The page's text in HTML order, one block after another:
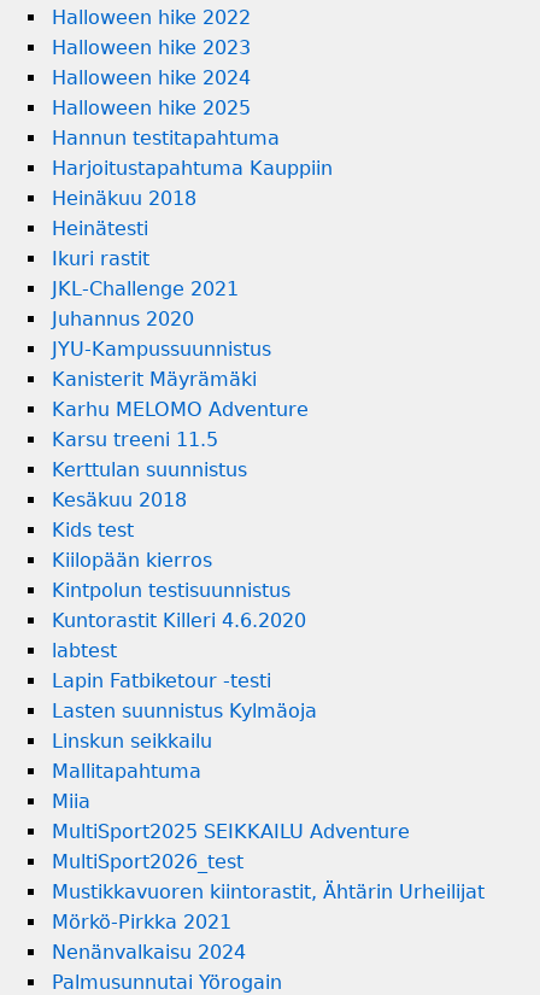
Halloween hike 2022
Halloween hike 2023
Halloween hike 2024
Halloween hike 2025
Hannun testitapahtuma
Harjoitustapahtuma Kauppiin
Heinäkuu 2018
Heinätesti
Ikuri rastit
JKL-Challenge 2021
Juhannus 2020
JYU-Kampussuunnistus
Kanisterit Mäyrämäki
Karhu MELOMO Adventure
Karsu treeni 11.5
Kerttulan suunnistus
Kesäkuu 2018
Kids test
Kiilopään kierros
Kintpolun testisuunnistus
Kuntorastit Killeri 4.6.2020
labtest
Lapin Fatbiketour -testi
Lasten suunnistus Kylmäoja
Linskun seikkailu
Mallitapahtuma
Miia
MultiSport2025 SEIKKAILU Adventure
MultiSport2026_test
Mustikkavuoren kiintorastit, Ähtärin Urheilijat
Mörkö-Pirkka 2021
Nenänvalkaisu 2024
Palmusunnutai Yörogain